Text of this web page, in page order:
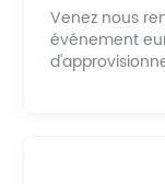
Venez nous
événement